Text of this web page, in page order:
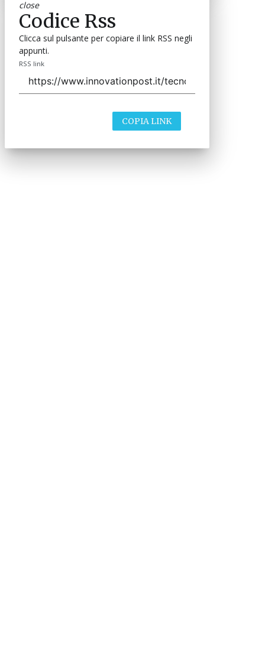
close
Codice Rss
Clicca sul pulsante per copiare il link RSS negli
appunti.
RSS link
COPIA LINK